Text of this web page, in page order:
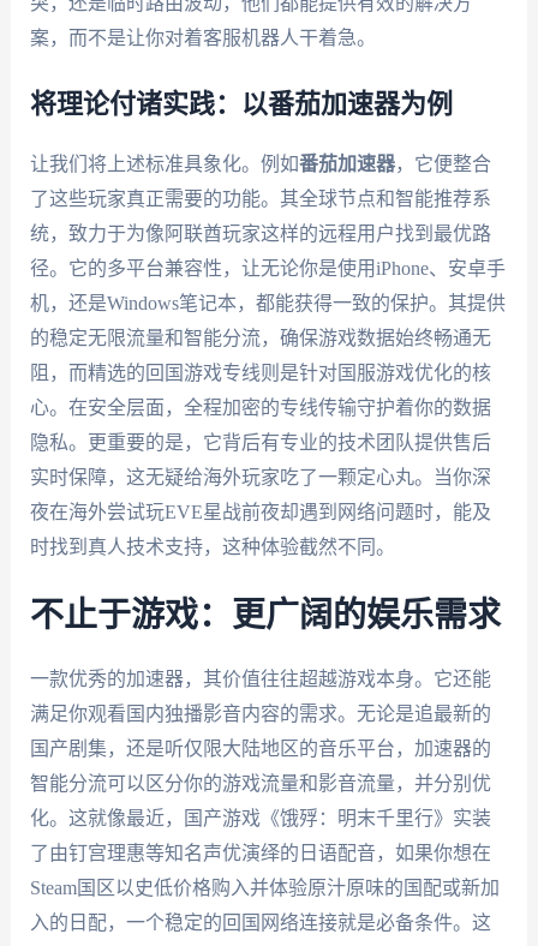
案，而不是让你对着客服机器人干着急。
将理论付诸实践：以番茄加速器为例
让我们将上述标准具象化。例如番茄加速器，它便整合
了这些玩家真正需要的功能。其全球节点和智能推荐系
统，致力于为像阿联酋玩家这样的远程用户找到最优路
径。它的多平台兼容性，让无论你是使用iPhone、安卓手
机，还是Windows笔记本，都能获得一致的保护。其提供
的稳定无限流量和智能分流，确保游戏数据始终畅通无
阻，而精选的回国游戏专线则是针对国服游戏优化的核
心。在安全层面，全程加密的专线传输守护着你的数据
隐私。更重要的是，它背后有专业的技术团队提供售后
实时保障，这无疑给海外玩家吃了一颗定心丸。当你深
夜在海外尝试玩EVE星战前夜却遇到网络问题时，能及
时找到真人技术支持，这种体验截然不同。
不止于游戏：更广阔的娱乐需求
一款优秀的加速器，其价值往往超越游戏本身。它还能
满足你观看国内独播影音内容的需求。无论是追最新的
国产剧集，还是听仅限大陆地区的音乐平台，加速器的
智能分流可以区分你的游戏流量和影音流量，并分别优
化。这就像最近，国产游戏《饿殍：明末千里行》实装
了由钉宫理惠等知名声优演绎的日语配音，如果你想在
Steam国区以史低价格购入并体验原汁原味的国配或新加
入的日配，一个稳定的回国网络连接就是必备条件。这